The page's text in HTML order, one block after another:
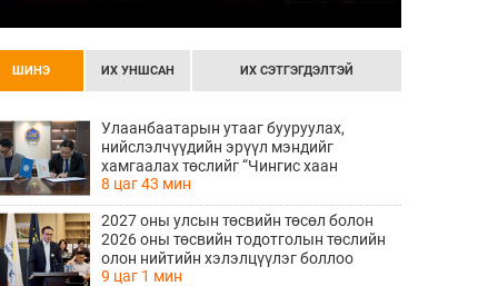
ШИНЭ ИХ УНШСАН ИХ СЭТГЭГДЭЛТЭЙ
Улаанбаатарын утааг бууруулах,
нийслэлчүүдийн эрүүл мэндийг
хамгаалах төслийг “Чингис хаан
баялгийн сан нэгдэл” ХХК-тай хамтран
хэрэгжүүлнэ
8 цаг 43 мин
2027 оны улсын төсвийн төсөл болон
2026 оны төсвийн тодотголын төслийн
олон нийтийн хэлэлцүүлэг боллоо
9 цаг 1 мин